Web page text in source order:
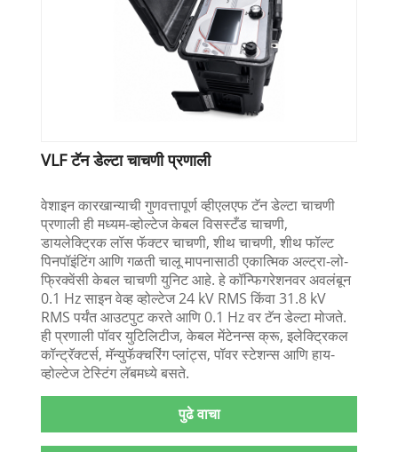
VLF टॅन डेल्टा चाचणी प्रणाली
वेशाइन कारखान्याची गुणवत्तापूर्ण व्हीएलएफ टॅन डेल्टा चाचणी
प्रणाली ही मध्यम-व्होल्टेज केबल विसस्टँड चाचणी,
डायलेक्ट्रिक लॉस फॅक्टर चाचणी, शीथ चाचणी, शीथ फॉल्ट
पिनपॉइंटिंग आणि गळती चालू मापनासाठी एकात्मिक अल्ट्रा-लो-
फ्रिक्वेंसी केबल चाचणी युनिट आहे. हे कॉन्फिगरेशनवर अवलंबून
0.1 Hz साइन वेव्ह व्होल्टेज 24 kV RMS किंवा 31.8 kV
RMS पर्यंत आउटपुट करते आणि 0.1 Hz वर टॅन डेल्टा मोजते.
ही प्रणाली पॉवर युटिलिटीज, केबल मेंटेनन्स क्रू, इलेक्ट्रिकल
कॉन्ट्रॅक्टर्स, मॅन्युफॅक्चरिंग प्लांट्स, पॉवर स्टेशन्स आणि हाय-
व्होल्टेज टेस्टिंग लॅबमध्ये बसते.
पुढे वाचा